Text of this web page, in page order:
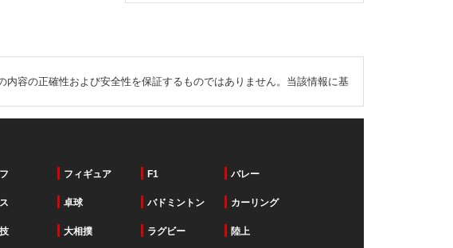
容の正確性および安全性を保証するものではありません。当該情報に基
フィギュア F1 バレー
卓球 バドミントン カーリング
大相撲 ラグビー 陸上